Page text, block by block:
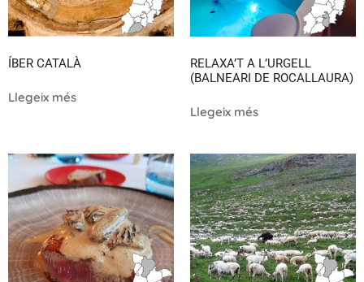
ÍBER CATALÀ
Llegeix més
RELAXA’T A L’URGELL
(BALNEARI DE ROCALLAURA)
Llegeix més